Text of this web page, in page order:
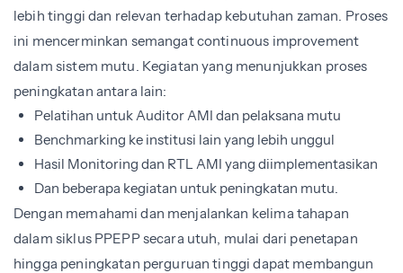
lebih tinggi dan relevan terhadap kebutuhan zaman. Proses
ini mencerminkan semangat continuous improvement
dalam sistem mutu. Kegiatan yang menunjukkan proses
peningkatan antara lain:
Pelatihan untuk Auditor AMI dan pelaksana mutu
Benchmarking ke institusi lain yang lebih unggul
Hasil Monitoring dan RTL AMI yang diimplementasikan
Dan beberapa kegiatan untuk peningkatan mutu.
Dengan memahami dan menjalankan kelima tahapan
dalam siklus PPEPP secara utuh, mulai dari penetapan
hingga peningkatan perguruan tinggi dapat membangun